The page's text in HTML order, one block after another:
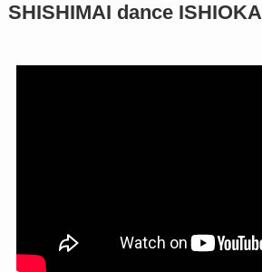
SHISHIMAI dance ISHIOKA